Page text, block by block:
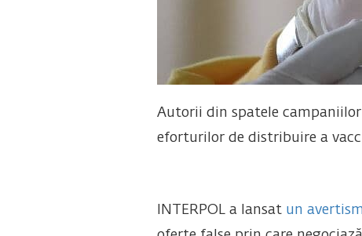
Autorii din spatele
eforturilor de distribuire a
INTERPOL a lansat un